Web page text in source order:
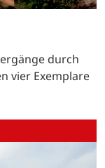
durch
vier Exemplare